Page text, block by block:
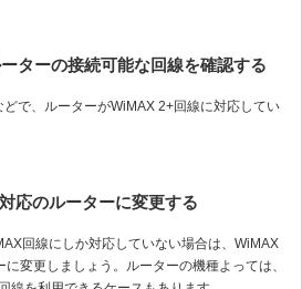
ターの接続可能な回線を確認する
で、ルーターがWiMAX 2+回線に対応してい
応のルーターに変更する
回線にしか対応していない場合は、WiMAX
変更しましょう。ルーターの機種よっては、